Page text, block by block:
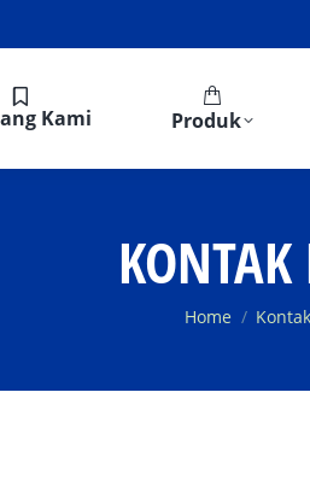
Kami Produk
You are here:
Home